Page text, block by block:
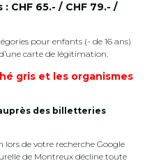
CHF 65.- / CHF 79.- /
pour enfants (- de 16 ans)
carte de légitimation.
gris et les organismes
des billetteries
lors de votre recherche Google
de Montreux décline toute